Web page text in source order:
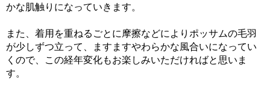
かな肌触りになっていきます。
また、着用を重ねるごとに摩擦などによりポッサムの毛羽
が少しずつ立って、ますますやわらかな風合いになってい
くので、この経年変化もお楽しみいただければと思いま
す。